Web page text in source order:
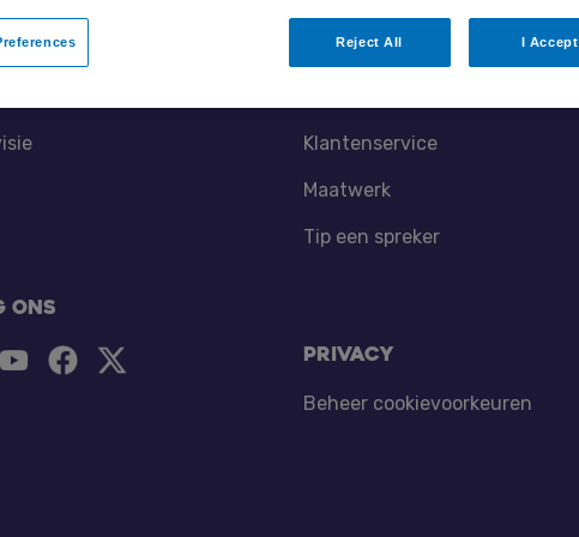
ons
Klantenservice
Maatwerk
Tip een spreker
Privacy
Beheer cookievoorkeuren
Reject All I Accept